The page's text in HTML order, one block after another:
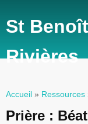
St
Rivières
Vous êtes
Accueil » Ressources
Prière :